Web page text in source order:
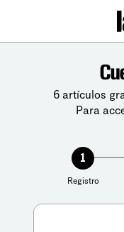
6 artículos
Para
1
Registro